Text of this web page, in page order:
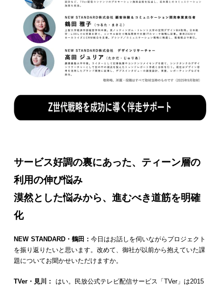
サービス好調の裏にあった、ティーン層の
利用の伸び悩み
漠然とした悩みから、進むべき道筋を明確
化
NEW STANDARD・鶴田： 今日はお話しを伺いながらプロジェクト
を振り返りたいと思います。改めて、御社が以前から抱えていた課
題についてお聞かせいただけますか。
TVer・見川：
はい。民放公式テレビ配信サービス「TVer」は2015